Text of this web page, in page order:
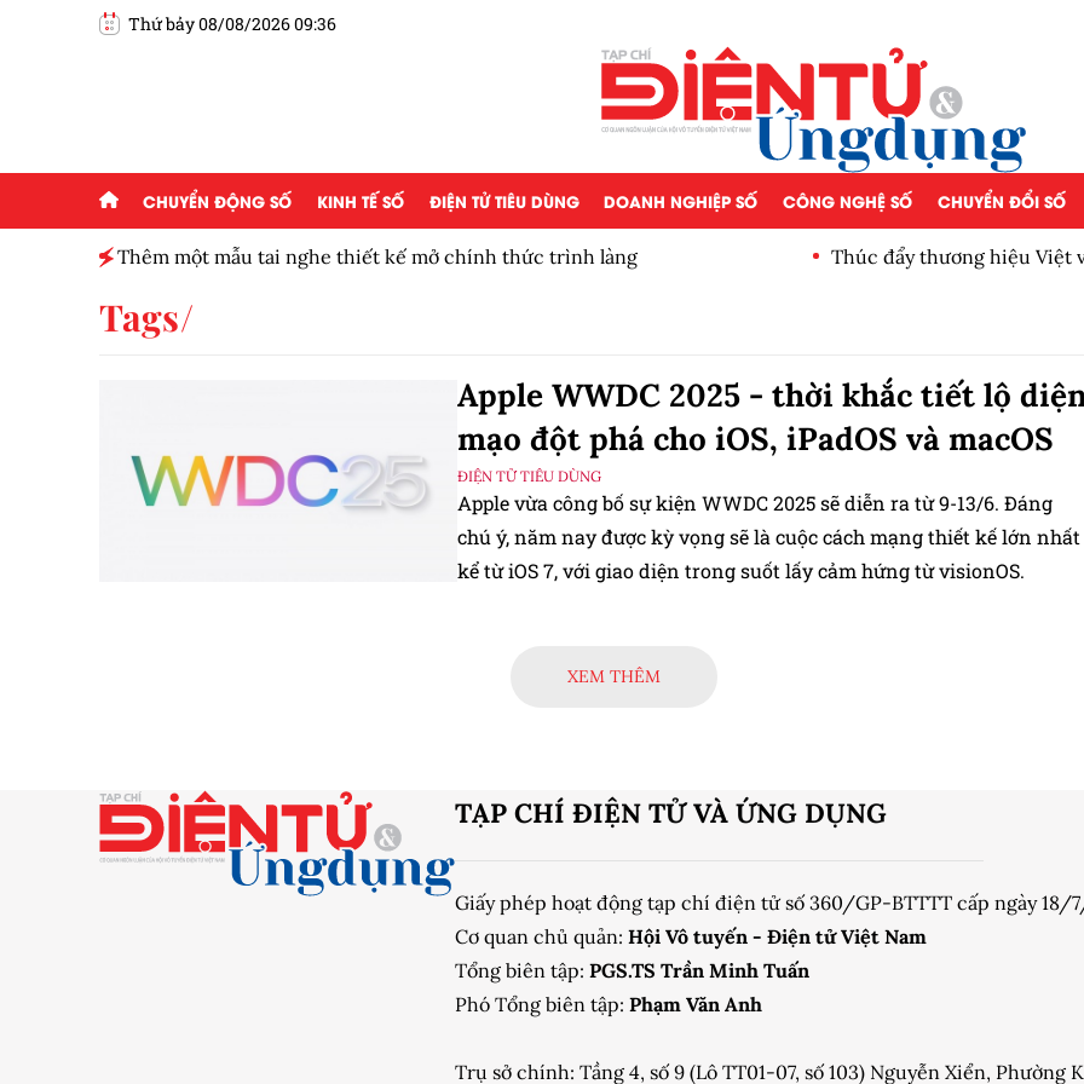
Thứ bảy 08/08/2026 09:36
CHUYỂN ĐỘNG SỐ KINH TẾ SỐ ĐIỆN TỬ TIÊU DÙNG DOANH NGHIỆP SỐ CÔNG NGHỆ SỐ CHUYỂN ĐỔI SỐ
Thêm một mẫu tai nghe thiết kế mở chính thức trình làng
Thúc đẩy thương hiệu Việt
Tags
Apple WWDC 2025 - thời khắc tiết lộ
mạo đột phá cho iOS, iPadOS và macOS
ĐIỆN TỬ TIÊU DÙNG
Apple vừa công bố sự kiện WWDC 2025 sẽ diễn ra từ 9-13/6. Đáng
chú ý, năm nay được kỳ vọng sẽ là cuộc cách mạng thiết kế lớn nhất
kể từ iOS 7, với giao diện trong suốt lấy cảm hứng từ visionOS.
XEM THÊM
TẠP CHÍ ĐIỆN TỬ VÀ ỨNG DỤNG
Giấy phép hoạt động tạp chí điện tử số 360/GP-BTTTT cấp ngày 18/
Cơ quan chủ quản: Hội Vô tuyến - Điện tử Việt Nam
Tổng biên tập: PGS.TS Trần Minh Tuấn
Phó Tổng biên tập: Phạm Văn Anh
Trụ sở chính: Tầng 4, số 9 (Lô TT01-07, số 103) Nguyễn Xiển, Phường